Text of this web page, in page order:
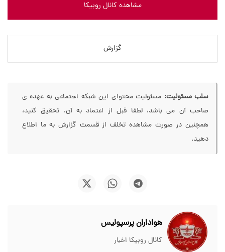
مشاهده کانال روبیکا
گزارش
سلب مسئولیت: مسئولیت محتوای این شبکه اجتماعی به عهده ی
صاحب آن می باشد، لطفا قبل از اعتماد به آن، تحقیق کنید،
همچنین در صورت مشاهده تخلف از قسمت گزارش به ما اطلاع
دهید.
هواداران پرسپولیس
کانال روبیکا اخبار